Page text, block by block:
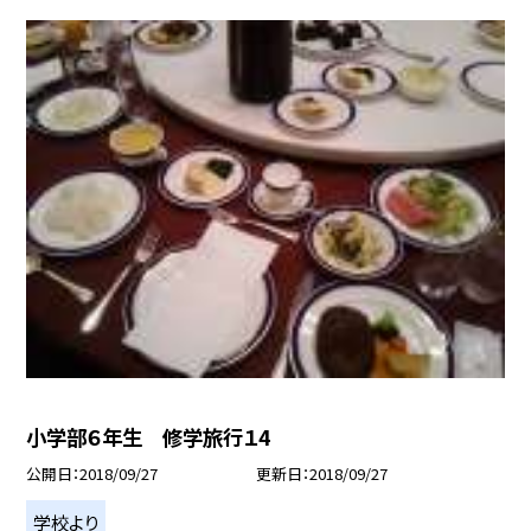
小学部６年生 修学旅行１4
公開日 2018/09/27 更新日 2018/09/27
学校より